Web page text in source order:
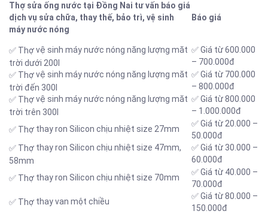
Thợ sửa ống nước tại Đồng Nai tư vấn báo giá
dịch vụ sửa chữa, thay thế, bảo trì, vệ sinh
máy nước nóng
Báo giá
✅ Thợvệ sinh máy nước nóng năng lượng măt
trời dưới 200l
✅ Giá từ 600.000
– 700.000đ
✅ Thợvệ sinh máy nước nóng năng lượng măt
trời đến 300l
✅ Giá từ 700.000
– 800.000đ
✅ Thợvệ sinh máy nước nóng năng lượng măt
trời trên 300l
✅ Giá từ 800.000
– 1.000.000đ
✅ Thợ thay ron Silicon chịu nhiệt size 27mm
✅ Giá từ 20.000 –
50.000đ
✅ Thợ thay ron Silicon chịu nhiệt size 47mm,
58mm
✅ Giá từ 30.000 –
60.000đ
✅ Thợ thay ron Silicon chịu nhiệt size 70mm
✅ Giá từ 40.000 –
70.000đ
✅ Thợ thay van một chiều
✅ Giá từ 80.000 –
150.000đ